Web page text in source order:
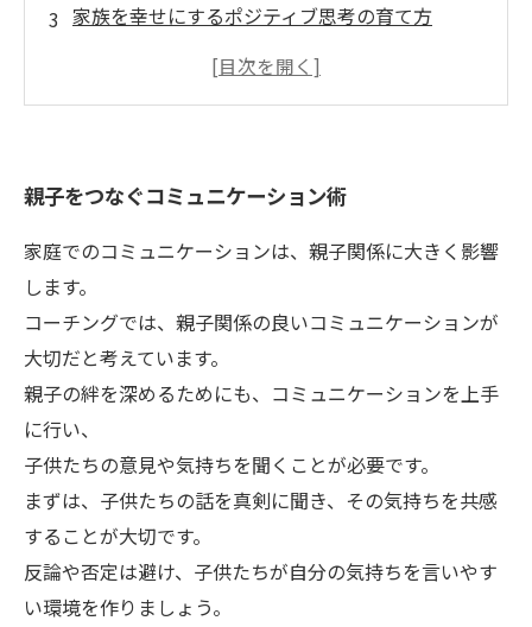
家族を幸せにするポジティブ思考の育て方
親子の絆を深めるコンフリクト解消の方法
親子をつなぐコミュニケーション術
家庭でのコミュニケーションは、親子関係に大きく影響
します。
コーチングでは、親子関係の良いコミュニケーションが
大切だと考えています。
親子の絆を深めるためにも、コミュニケーションを上手
に行い、
子供たちの意見や気持ちを聞くことが必要です。
まずは、子供たちの話を真剣に聞き、その気持ちを共感
することが大切です。
反論や否定は避け、子供たちが自分の気持ちを言いやす
い環境を作りましょう。